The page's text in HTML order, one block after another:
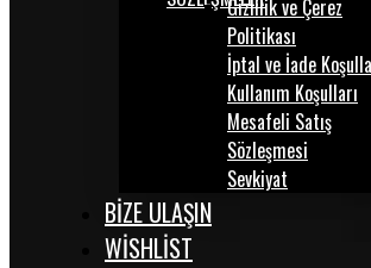
Gizlilik ve Çerez
Politikası
İptal ve İade
Kullanım Koşulları
Mesafeli Satış
Sözleşmesi
Sevkiyat
BİZE ULAŞIN
WISHLIST